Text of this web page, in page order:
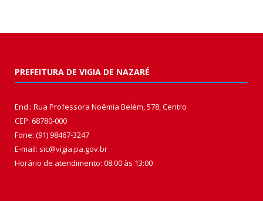
PREFEITURA DE VIGIA DE NAZARÉ
End.: Rua Professora Noêmia Belém, 578, Centro
CEP: 68780-000
Fone: (91) 98467-3247
E-mail: sic@vigia.pa.gov.br
Horário de atendimento: 08:00 às 13:00